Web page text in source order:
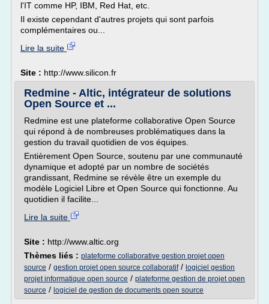
l'IT comme HP, IBM, Red Hat, etc.
Il existe cependant d'autres projets qui sont parfois
complémentaires ou...
Lire la suite
Site : http://www.silicon.fr
Redmine - Altic, intégrateur de solutions
Open Source et ...
Redmine est une plateforme collaborative Open Source
qui répond à de nombreuses problématiques dans la
gestion du travail quotidien de vos équipes.
Entièrement Open Source, soutenu par une communauté
dynamique et adopté par un nombre de sociétés
grandissant, Redmine se révèle être un exemple du
modèle Logiciel Libre et Open Source qui fonctionne. Au
quotidien il facilite...
Lire la suite
Site : http://www.altic.org
Thèmes liés : plateforme collaborative gestion projet open
source / gestion projet open source collaboratif/ logiciel gestion
projet informatique open source / plateforme gestion de projet open
source / logiciel de gestion de documents open source